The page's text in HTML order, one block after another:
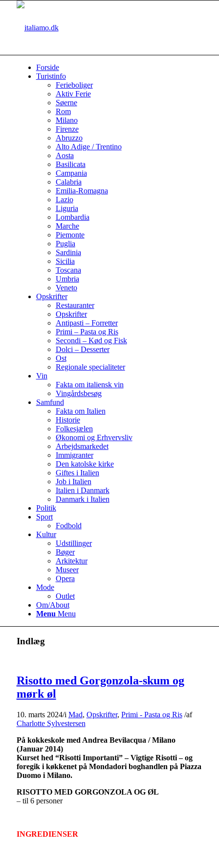
Forside
Turistinfo
Ferieboliger
Aktiv Ferie
Søerne
Rom
Milano
Firenze
Abruzzo
Alto Adige / Trentino
Aosta
Basilicata
Campania
Calabria
Emilia-Romagna
Lazio
Liguria
Lombardia
Marche
Piemonte
Puglia
Sardinia
Sicilia
Toscana
Umbria
Veneto
Opskrifter
Restauranter
Opskrifter
Antipasti – Forretter
Primi – Pasta og Ris
Secondi – Kød og Fisk
Dolci – Desserter
Ost
Regionale specialiteter
Vin
Fakta om italiensk vin
Vingårdsbesøg
Samfund
Fakta om Italien
Historie
Folkesjælen
Økonomi og Erhvervsliv
Arbejdsmarkedet
Immigranter
Den katolske kirke
Giftes i Italien
Job i Italien
Italien i Danmark
Danmark i Italien
Politik
Sport
Fodbold
Kultur
Udstillinger
Bøger
Arkitektur
Museer
Opera
Mode
Outlet
Om/About
Menu Menu
Indlæg
Risotto med Gorgonzola-skum og
mørk øl
10. marts 2024/i Mad, Opskrifter, Primi - Pasta og Ris /af
Charlotte Sylvestersen
På kokkeskole med Andrea Bevilacqua / Milano
(Januar 2014)
Kurset hed “Risotti Importanti” – Vigtige Risotti – og
foregik i køkkenet på Mondadori boghandlen på Piazza
Duomo i Milano.
RISOTTO MED GORGONZOLA OG ØL
– til 6 personer
INGREDIENSER